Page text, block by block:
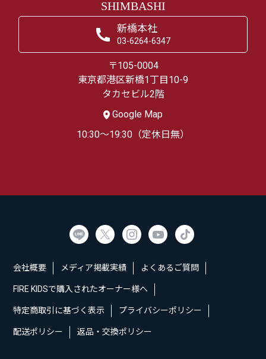
SHIMBASHI
新橋本社
03-6264-6347
〒105-0004
東京都港区新橋1丁目10-9
タカセビル2階
Google Map
10:30～19:30（定休日無）
会社概要 メディア掲載実績 よくあるご質問
FIRE KIDSで購入されたオーナー様へ
特定商取引に基づく表示 プライバシーポリシー
配送ポリシー 返品・交換ポリシー